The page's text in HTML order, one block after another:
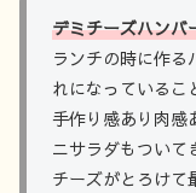
デミチーズハン
ランチの時に作る
れになっているこ
手作り感あり肉感
ニサラダもついて
チーズがとろけて